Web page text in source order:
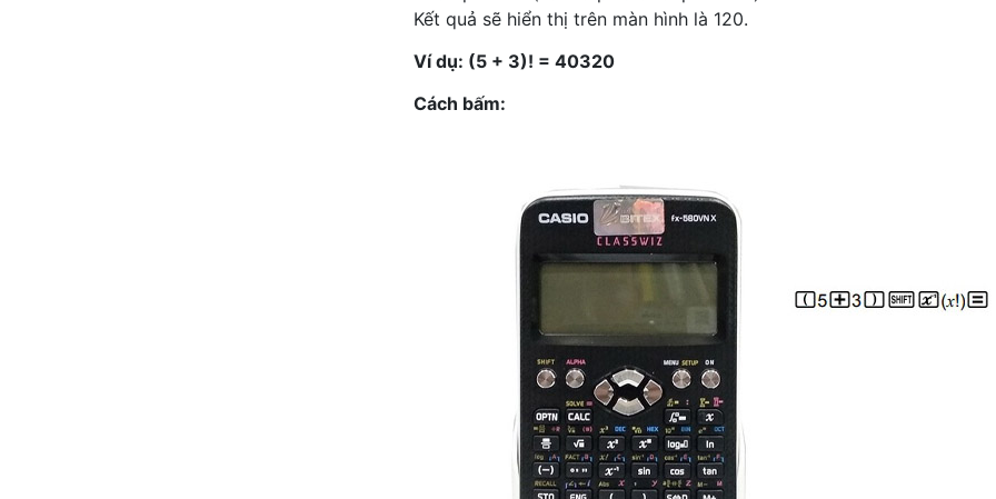
Kết quả sẽ hiển thị trên màn hình là 120.
Ví dụ: (5 + 3)! = 40320
Cách bấm: